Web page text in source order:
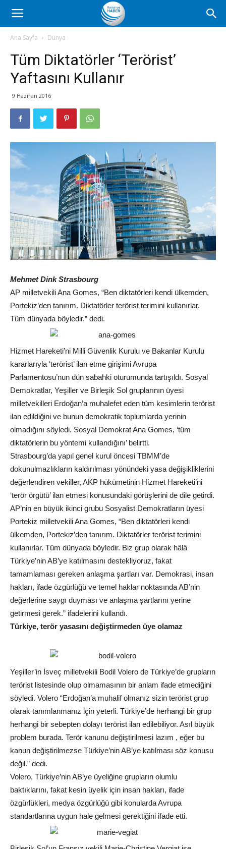
Romanya
Haber
Ana Sayfa Dünya
Tüm Diktatörler ‘Terörist’
Yaftasını Kullanır
9 Haziran 2016
Mehmet Dink Strasbourg
AP milletvekili Ana Gomes, “Ben diktatörleri kendi ülkemden,
Portekiz’den tanırım. Diktatörler terörist terimini kullanırlar.
Tüm dünyada böyledir.” dedi.
Hizmet Hareketi’ni Milli Güvenlik Kurulu ve Bakanlar Kurulu
kararlarıyla ‘terörist’ ilan etme girişimi Avrupa
Parlamentosu’nun dün sabahki oturumunda tartışıldı. Sosyal
Demokratlar, Yeşiller ve Birleşik Sol gruplarının üyesi
milletvekilleri Erdoğan’a muhalefet eden tüm kesimlerin terörist
ilan edildiğini ve bunun demokratik toplumlarda yerinin
olmadığını söyledi. Sosyal Demokrat Ana Gomes, ‘tüm
diktatörlerin bu yöntemi kullandığını’ belirtti.
Strasbourg’da yapıl genel kurul öncesi TBMM’de
dokunulmazlıkların kaldırılması yönündeki yasa değişikliklerini
değerlendiren vekiller, AKP hükümetinin Hizmet Hareketi’ni
‘terör örgütü’ ilan etmesi konusundaki görüşlerini de dile getirdi.
AP’nin en büyük ikinci grubu Sosyalist Demokratların üyesi
Portekiz milletvekili Ana Gomes, “Ben diktatörleri kendi
ülkemden, Portekiz’den tanırım. Diktatörler terörist terimini
kullanırlar. Tüm dünyada böyledir. Biz grup olarak hâlâ
Türkiye’nin AB’ye katılmasını destekliyoruz, fakat
tamamlaması gereken anlaşma şartları var. Demokrasi, insan
hakları, ifade özgürlüğü ve temel haklar noktasında AB’nin
değerlerine saygı duyması ve anlaşma şartlarını yerine
getirmesi gerek.” ifadelerini kullandı.
Türkiye, terör yasasını değiştirmeden üye olamaz
Yeşiller’in İsveç milletvekili Bodil Volero de Türkiye’de grupların
terörist listesinde olup olmamasının bir anlam ifade etmediğini
söyledi. Volero “Erdoğan’a muhalif olmanız sizin terörist grup
olarak tanımlanmanız için yeterli. Türkiye’de herhangi bir grup
herhangi bir sebepten dolayı terörist ilan edilebiliyor. Asıl büyük
problem burada. Terör kanunu değiştirilmesi lazım , eğer bu
kanun değiştirilmezse Türkiye’nin AB’ye katılması söz konusu
değil.” dedi.
Volero, Türkiye’nin AB’ye üyeliğine grupların olumlu
baktıklarını, fakat kesin üyelik için insan hakları, ifade
özgürlükleri, medya özgürlüğü gibi konularda Avrupa
standartlarına uygun hale gelmesi gerektiğini ifade etti.